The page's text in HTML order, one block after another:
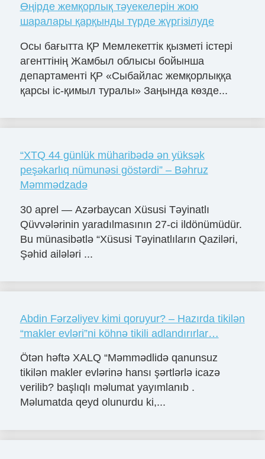
Өңірде жемқорлық тәуекелерін жою
шаралары қарқынды түрде жүргізілуде
Осы бағытта ҚР Мемлекеттік қызметі істері
агенттінің Жамбыл облысы бойынша
департаменті ҚР «Сыбайлас жемқорлыққа
қарсы іс-қимыл туралы» Заңында көзде...
“XTQ 44 günlük müharibədə ən yüksək
peşəkarlıq nümunəsi göstərdi” – Bəhruz
Məmmədzadə
30 aprel — Azərbaycan Xüsusi Təyinatlı
Qüvvələrinin yaradılmasının 27-ci ildönümüdür.
Bu münasibətlə “Xüsusi Təyinatlıların Qaziləri,
Şəhid ailələri ...
Abdin Fərzəliyev kimi qoruyur? – Hazırda tikilən
“makler evləri”ni köhnə tikili adlandırırlar…
Ötən həftə XALQ “Məmmədlidə qanunsuz
tikilən makler evlərinə hansı şərtlərlə icazə
verilib? başlıqlı məlumat yayımlanıb .
Məlumatda qeyd olunurdu ki,...